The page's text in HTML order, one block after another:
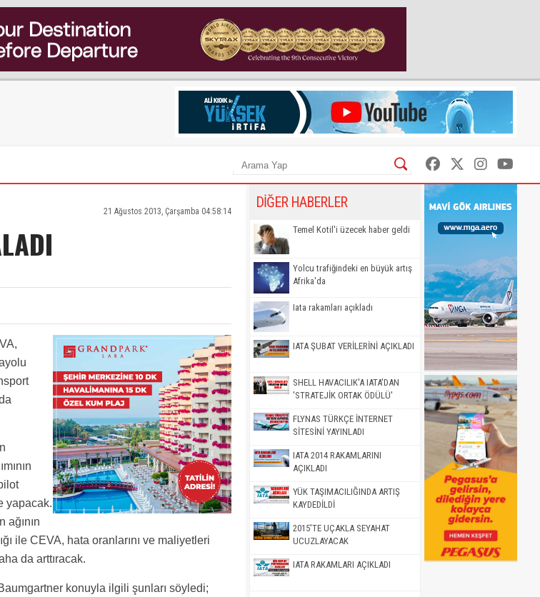
21 Ağustos 2013, Çarşamba 04:58:14
yapacak.
ağının
ile CEVA, hata oranlarını ve maliyetleri
da arttıracak.
konuyla ilgili şunları söyledi;
DİĞER HABERLER
Temel Kotil'i üzecek haber geldi
Yolcu trafiğindeki en büyük artış
Afrika'da
Iata rakamları açıkladı
IATA ŞUBAT VERİLERİNİ AÇIKLADI
SHELL HAVACILIK'A IATA'DAN
'STRATEJİK ORTAK ÖDÜLÜ'
FLYNAS TÜRKÇE İNTERNET
SİTESİNİ YAYINLADI
IATA 2014 RAKAMLARINI
AÇIKLADI
YÜK TAŞIMACILIĞINDA ARTIŞ
KAYDEDİLDİ
2015'TE UÇAKLA SEYAHAT
UCUZLAYACAK
IATA RAKAMLARI AÇIKLADI